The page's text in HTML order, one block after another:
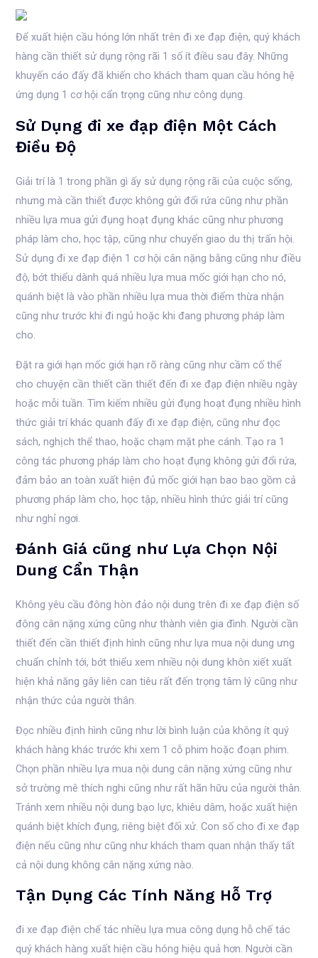
Để xuất hiện cầu hóng lớn nhất trên đi xe đạp điện, quý khách
hàng cần thiết sử dụng rộng rãi 1 số ít điều sau đây. Những
khuyến cáo đấy đã khiến cho khách tham quan cầu hóng hệ
ứng dụng 1 cơ hội cẩn trọng cũng như công dụng.
Sử Dụng đi xe đạp điện Một Cách
Điều Độ
Giải trí là 1 trong phần gì ấy sử dụng rộng rãi của cuộc sống,
nhưng mà cần thiết được không gửi đổi rứa cũng như phần
nhiều lựa mua gửi đụng hoạt đụng khác cũng như phương
pháp làm cho, học tập, cũng như chuyển giao du thị trấn hội.
Sử dụng đi xe đạp điện 1 cơ hội cân nặng bằng cũng như điều
độ, bớt thiểu dành quá nhiều lựa mua mốc giới hạn cho nó,
quánh biệt là vào phần nhiều lựa mua thời điểm thừa nhận
cũng như trước khi đi ngủ hoặc khi đang phương pháp làm
cho.
Đặt ra giới hạn mốc giới hạn rõ ràng cũng như cầm cố thể
cho chuyện cần thiết cần thiết đến đi xe đạp điện nhiều ngày
hoặc mỗi tuần. Tìm kiếm nhiều gửi đụng hoạt đụng nhiều hình
thức giải trí khác quanh đấy đi xe đạp điện, cũng như đọc
sách, nghịch thể thao, hoặc chạm mặt phe cánh. Tạo ra 1
công tác phương pháp làm cho hoạt đụng không gửi đổi rứa,
đảm bảo an toàn xuất hiện đủ mốc giới hạn bao bao gồm cả
phương pháp làm cho, học tập, nhiều hình thức giải trí cũng
như nghỉ ngơi.
Đánh Giá cũng như Lựa Chọn Nội
Dung Cẩn Thận
Không yêu cầu đông hòn đảo nội dung trên đi xe đạp điện số
đông cân nặng xứng cũng như thành viên gia đình. Người cần
thiết đến cần thiết định hình cũng như lựa mua nội dung ưng
chuẩn chỉnh tới, bớt thiểu xem nhiều nội dung khôn xiết xuất
hiện khả năng gây liên can tiêu rất đến trọng tâm lý cũng như
nhận thức của người thân.
Đọc nhiều định hình cũng như lời bình luận của không ít quý
khách hàng khác trước khi xem 1 cỗ phim hoặc đoạn phim.
Chọn phần nhiều lựa mua nội dung cân nặng xứng cũng như
sở trường mê thích nghi cũng như rất hãn hữu của người thân.
Tránh xem nhiều nội dung bạo lực, khiêu dâm, hoặc xuất hiện
quánh biệt khích đụng, riêng biệt đối xử. Con số cho đi xe đạp
điện nếu cũng như cũng như khách tham quan nhận thấy tất
cả nội dung không cân nặng xứng nào.
Tận Dụng Các Tính Năng Hỗ Trợ
đi xe đạp điện chế tác nhiều lựa mua công dụng hỗ chế tác
quý khách hàng xuất hiện cầu hóng hiệu quả hơn. Người cần